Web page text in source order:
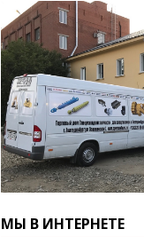
МЫ В ИНТЕРНЕТЕ